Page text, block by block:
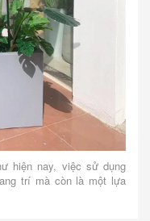
hiện nay, việc sử dụng
trí mà còn là một lựa